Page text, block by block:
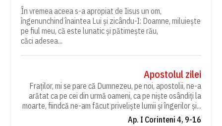
În vremea aceea s-a apropiat de Iisus un om,
îngenunchind înaintea Lui și zicându-I: Doamne, miluiește
pe fiul meu, că este lunatic și pătimește rău,
căci adesea...
Apostolul zilei
Fraților, mi se pare că Dumnezeu, pe noi, apostolii, ne-a
arătat ca pe cei din urmă oameni, ca pe niște osândiți la
moarte, fiindcă ne-am făcut priveliște lumii și îngerilor și...
Ap. I Corinteni 4, 9-16